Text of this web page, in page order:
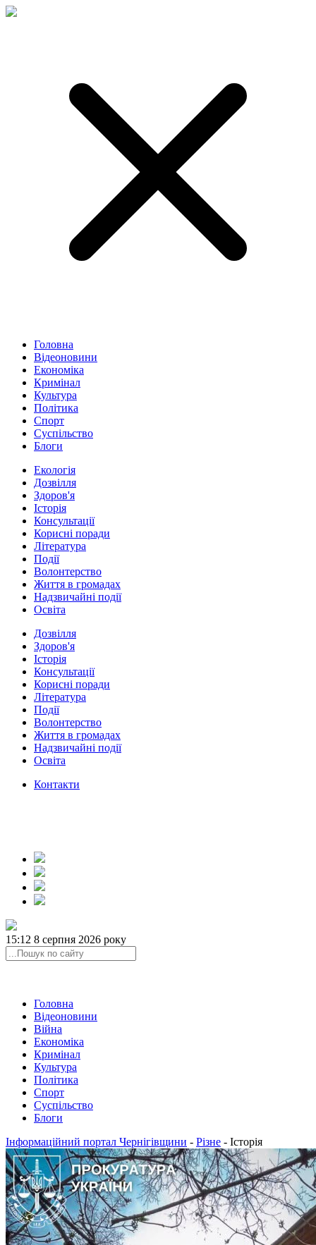
Головна
Відеоновини
Економіка
Кримінал
Культура
Політика
Спорт
Суспільство
Блоги
Екологія
Дозвілля
Здоров'я
Історія
Консультації
Корисні поради
Література
Події
Волонтерство
Життя в громадах
Надзвичайні події
Освіта
Дозвілля
Здоров'я
Історія
Консультації
Корисні поради
Література
Події
Волонтерство
Життя в громадах
Надзвичайні події
Освіта
Контакти
15:12 8 серпня 2026 року
Головна
Відеоновини
Війна
Економіка
Кримінал
Культура
Політика
Спорт
Суспільство
Блоги
Інформаційний портал Чернігівщини - Різне - Історія